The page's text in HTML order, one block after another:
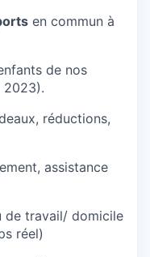
en commun à
de nos
2023).
réductions,
assistance
de travail/ domicile
réel)